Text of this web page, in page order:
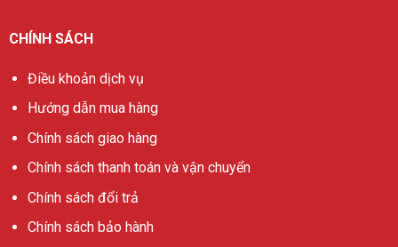
CHÍNH SÁCH
Điều khoản dịch vụ
Hướng dẫn mua hàng
Chính sách giao hàng
Chính sách thanh toán và vận chuyển
Chính sách đổi trả
Chính sách bảo hành